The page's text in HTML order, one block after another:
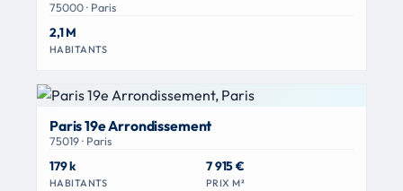
75000 · Paris
2,1 M
HABITANTS
Paris 19e Arrondissement
75019 · Paris
179 k
HABITANTS
7 915 €
PRIX M²